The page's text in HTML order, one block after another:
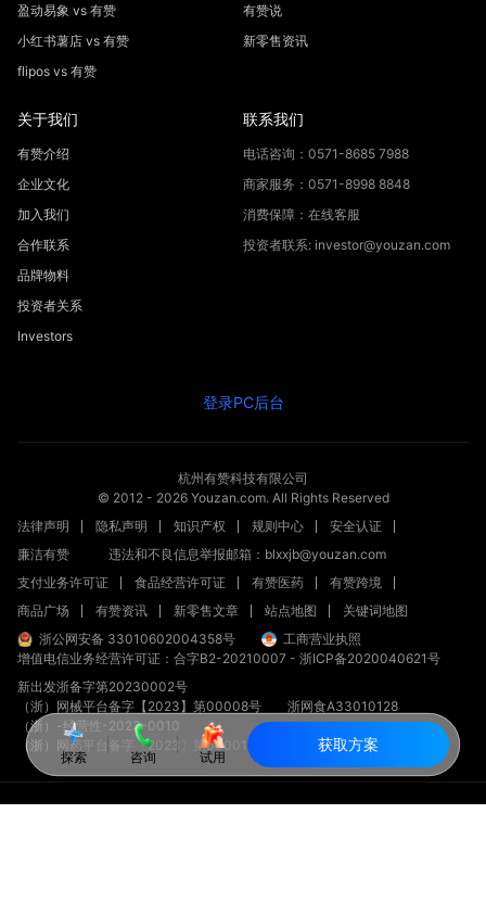
探索 咨询 试用
获取方案
盈动易象 vs 有赞
小红书薯店 vs 有赞
flipos vs 有赞
有赞说
新零售资讯
关于我们
有赞介绍
企业文化
加入我们
合作联系
品牌物料
投资者关系
Investors
联系我们
电话咨询：0571-8685 7988
商家服务：0571-8998 8848
消费保障：在线客服
投资者联系: investor@youzan.com
登录PC后台
杭州有赞科技有限公司
© 2012 - 2026Youzan.com. All Rights Reserved
法律声明
隐私声明 知识产权 规则中心
安全认证
廉洁有赞
违法和不良信息举报邮箱：blxxjb@youzan.com
支付业务许可证
食品经营许可证 有赞医药
有赞跨境
商品广场
有赞资讯 新零售文章 站点地图
关键词地图
浙公网安备 33010602004358号
工商营业执照
增值电信业务经营许可证：合字B2-20210007 - 浙ICP备2020040621号
新出发浙备字第20230002号
（浙）网械平台备字【2023】第00008号
浙网食A33010128
（浙）-经营性-2023-0010
（浙）网药平台备字〔2023〕第000012-000号